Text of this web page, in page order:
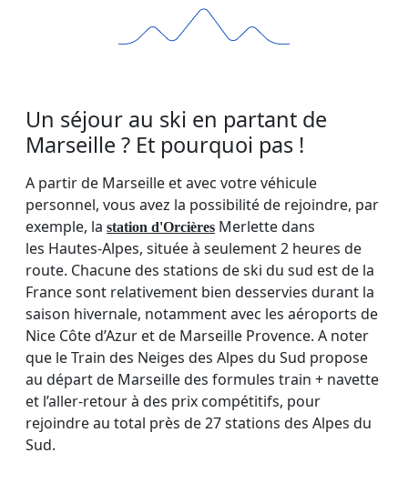
Un séjour au ski en partant de
Marseille ? Et pourquoi pas !
A partir de Marseille et avec votre véhicule
personnel, vous avez la possibilité de rejoindre, par
exemple, la station d'Orcières Merlette dans
les Hautes-Alpes, située à seulement 2 heures de
route. Chacune des stations de ski du sud est de la
France sont relativement bien desservies durant la
saison hivernale, notamment avec les aéroports de
Nice Côte d’Azur et de Marseille Provence. A noter
que le Train des Neiges des Alpes du Sud propose
au départ de Marseille des formules train + navette
et l’aller-retour à des prix compétitifs, pour
rejoindre au total près de 27 stations des Alpes du
Sud.